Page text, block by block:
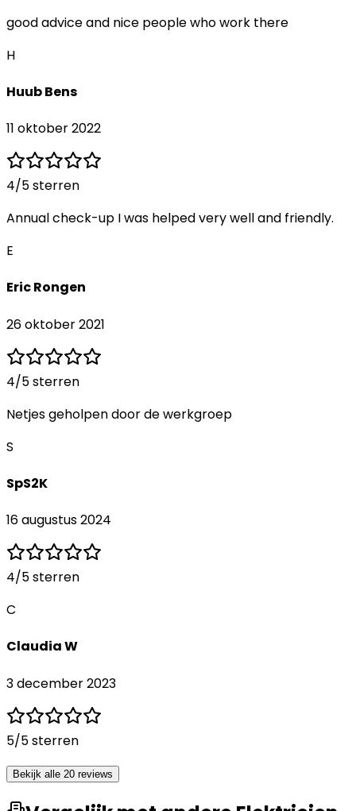
good advice and nice people who work there
H
Huub Bens
11 oktober 2022
4/5 sterren
Annual check-up I was helped very well and friendly.
E
Eric Rongen
26 oktober 2021
4/5 sterren
Netjes geholpen door de werkgroep
S
SpS2K
16 augustus 2024
4/5 sterren
C
Claudia W
3 december 2023
5/5 sterren
Bekijk alle 20 reviews